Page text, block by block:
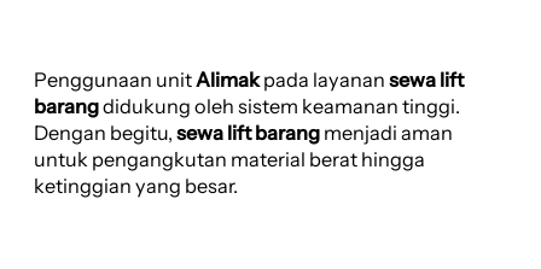
Penggunaan unit Alimakpada layanan sewa lift
barangdidukung oleh sistem keamanan tinggi.
Dengan begitu, sewa lift barang menjadi aman
untuk pengangkutan material berat hingga
ketinggian yang besar.